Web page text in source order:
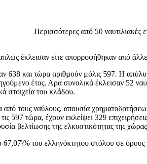
Περισσότερες από 50 ναυτιλιακές
έκλεισαν είτε απορροφήθηκαν από
638 και τώρα αριθμούν μόλις 597. Η
έτος. Αρα συνολικά έκλεισαν 52
στοιχεία του κλάδου.
τους ναύλους, απουσία
τώρα, έχουν εκλείψει 329
βελτίωσης της ελκυστικότητας της
του ελληνόκτητου στόλου σε